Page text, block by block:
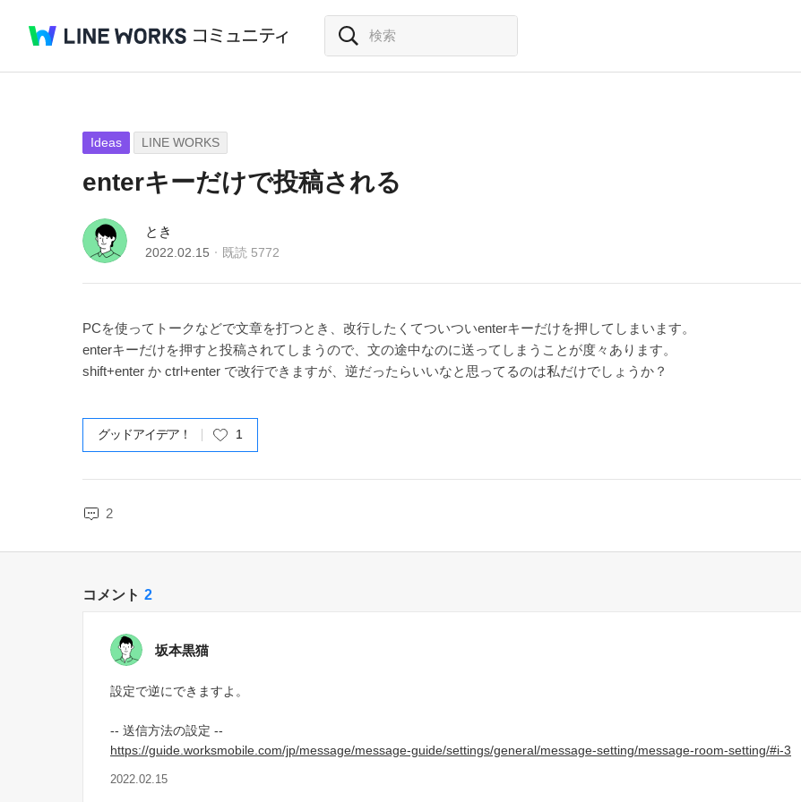
Ideas LINE WORKS
enterキーだけで投稿される
とき
2022.02.15 既読 5772
PCを使ってトークなどで文章を打つとき、改行したくてついついenterキーだけを押してしまいます。
enterキーだけを押すと投稿されてしまうので、文の途中なのに送ってしまうことが度々あります。
shift+enter か ctrl+enter で改行できますが、逆だったらいいなと思ってるのは私だけでしょうか？
グッドアイデア！ 1
2
コメント 2
坂本黒猫
設定で逆にできますよ。
-- 送信方法の設定 --
https://guide.worksmobile.com/jp/message/message-guide/settings/general/message-setting/message-room-setting/#i-3
2022.02.15